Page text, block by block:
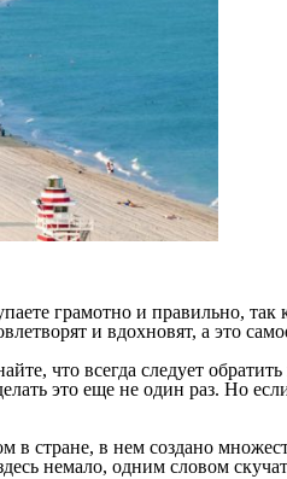
грамотно и правильно,
и вдохновят, а это
что всегда следует
это еще не один раз. Но
стране, в нем создано
немало, одним словом